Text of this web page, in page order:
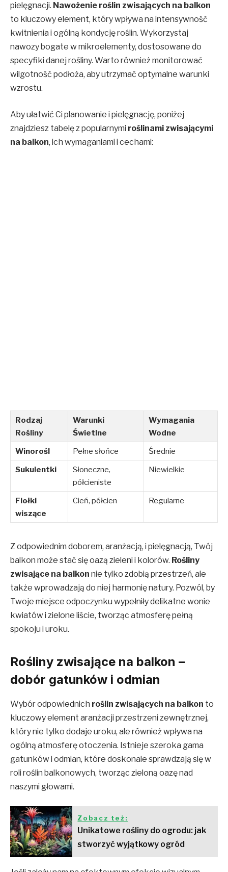
pielęgnacji. Nawożenie roślin zwisających na balkon
to kluczowy element, który wpływa na intensywność
kwitnienia i ogólną kondycję roślin. Wykorzystaj
nawozy bogate w mikroelementy, dostosowane do
specyfiki danej rośliny. Warto również monitorować
wilgotność podłoża, aby utrzymać optymalne warunki
wzrostu.
Aby ułatwić Ci planowanie i pielęgnację, poniżej
znajdziesz tabelę z popularnymi roślinami zwisającymi
na balkon, ich wymaganiami i cechami:
Rodzaj
Rośliny
Warunki
Świetlne
Wymagania
Wodne
Winorośl
Pełne słońce
Średnie
Sukulentki
Słoneczne,
półcieniste
Niewielkie
Fiołki
wiszące
Cień, półcien Regularne
Z odpowiednim doborem, aranżacją, i pielęgnacją, Twój
balkon może stać się oazą zieleni i kolorów. Rośliny
zwisające na balkon nie tylko zdobią przestrzeń, ale
także wprowadzają do niej harmonię natury. Pozwól, by
Twoje miejsce odpoczynku wypełniły delikatne wonie
kwiatów i zielone liście, tworząc atmosferę pełną
spokoju i uroku.
Rośliny zwisające na balkon –
dobór gatunków i odmian
Wybór odpowiednich roślin zwisających na balkon to
kluczowy element aranżacji przestrzeni zewnętrznej,
który nie tylko dodaje uroku, ale również wpływa na
ogólną atmosferę otoczenia. Istnieje szeroka gama
gatunków i odmian, które doskonale sprawdzają się w
roli roślin balkonowych, tworząc zieloną oazę nad
naszymi głowami.
Zobacz też:
Unikatowe rośliny do ogrodu: jak
stworzyć wyjątkowy ogród